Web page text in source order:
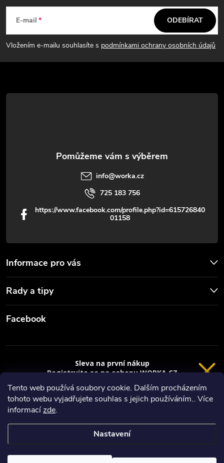
Tento web používá soubory cookie. Dalším procházením
tohoto webu vyjadřujete souhlas s jejich používáním.. Více
informacízde.
Nastavení
p
a
t
E-mail
Vložením e-mailu souhlasíte s podmínkami ochrany osobních údajů
ODEBÍRAT
Informace pro vás
Rady a tipy
info@worka.cz
725 183 756
https://www.facebook.com/profile.php?id=615726840
01158
Facebook
Vytvořil Shoptet
Copyright 2026
VRÁCENÍ 14 DNÍ
Sleva na první nákup
Registrujte se na eshopu WORKA.CZ
sleva 100 Kč* na nákup je Vaše.
Registrace
Privacy policy